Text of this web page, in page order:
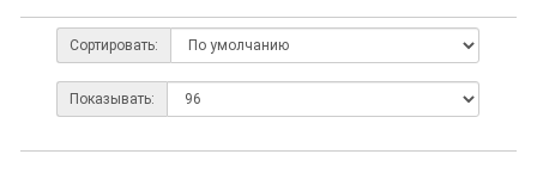
Сортировать:
Показывать: